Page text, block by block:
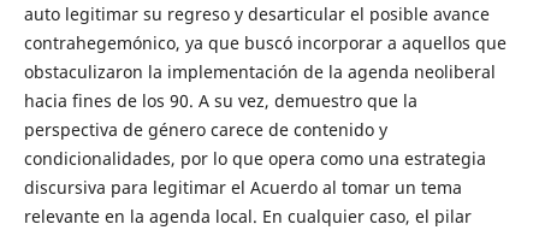
auto legitimar su regreso y desarticular el posible avance
contrahegemónico, ya que buscó incorporar a aquellos que
obstaculizaron la implementación de la agenda neoliberal
hacia fines de los 90. A su vez, demuestro que la
perspectiva de género carece de contenido y
condicionalidades, por lo que opera como una estrategia
discursiva para legitimar el Acuerdo al tomar un tema
relevante en la agenda local. En cualquier caso, el pilar